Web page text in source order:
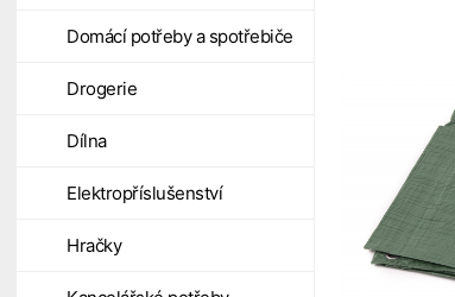
Domácí potřeby a spotřebiče
Drogerie
Dílna
Elektropříslušenství
Hračky